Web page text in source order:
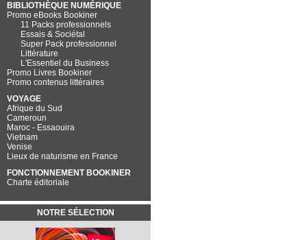
BIBLIOTHÈQUE NUMÉRIQUE
Promo eBooks Bookiner
11 Packs professionnels
Essais & Sociétal
Super Pack professionnel
Littérature
L'Essentiel du Business
Promo Livres Bookiner
Promo contenus littéraires
VOYAGE
Afrique du Sud
Cameroun
Maroc - Essaouira
Vietnam
Venise
Lieux de naturisme en France
FONCTIONNEMENT BOOKINER
Charte éditoriale
NOTRE SÉLECTION